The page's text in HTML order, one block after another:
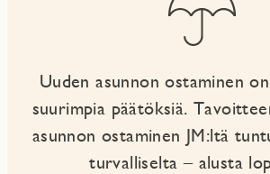
Uuden asunnon ostaminen
suurimpia päätöksiä.
asunnon ostaminen JM:ltä
turvalliselta – alusta